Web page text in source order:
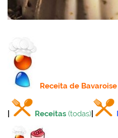
Receitade
Receitas (todas)